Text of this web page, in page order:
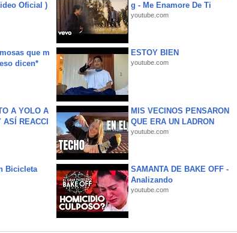
Oficial )
g - Me Enamore De Ti
youtube.com
que m
dicen*
ESTOY BIEN
youtube.com
A YOLO A
ASÍ REACCI
MIS VECINOS PENSARON
QUE ERA UN LADRON
youtube.com
Bicicleta
SAMANTA DE BAKE OFF -
Analizando
youtube.com